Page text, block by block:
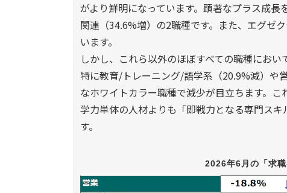
がより鮮明になっています。顕著なプラス成
関連（34.6%増）の2職種です。また、エグゼ
います。
しかし、これら以外のほぼすべての職種にお
特に教育/トレーニング/語学系（20.9%減）や
なホワイトカラー職種で減少が目立ちます。
学力単体の人材よりも「即戦力となる専門ス
す。
2026年6月の「求職